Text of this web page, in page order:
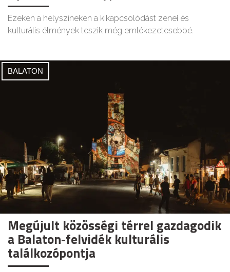
Ezeken a helyszíneken a kikapcsolódást zenei és
kulturális élmények teszik még emlékezetesebbé.
BALATON
Megújult közösségi térrel gazdagodik
a Balaton-felvidék kulturális
találkozópontja